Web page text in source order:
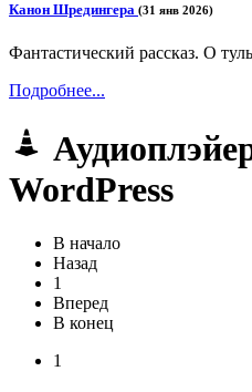
Канон Шредингера (31 янв 2026)
Фантастический рассказ. О
Подробнее...
WordPress
В начало
Назад
1
Вперед
В конец
1